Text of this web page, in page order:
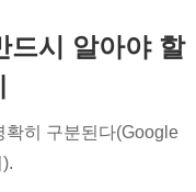
드시 알아야 할
확히 구분된다(Google